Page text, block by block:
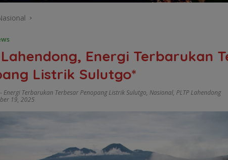
Lahendong, Energi Terbarukan
Listrik Sulutgo*
- Energi Terbarukan Terbesar Penopang Listrik Sulutgo, Nasional, PLTP Lahendong
19, 2025